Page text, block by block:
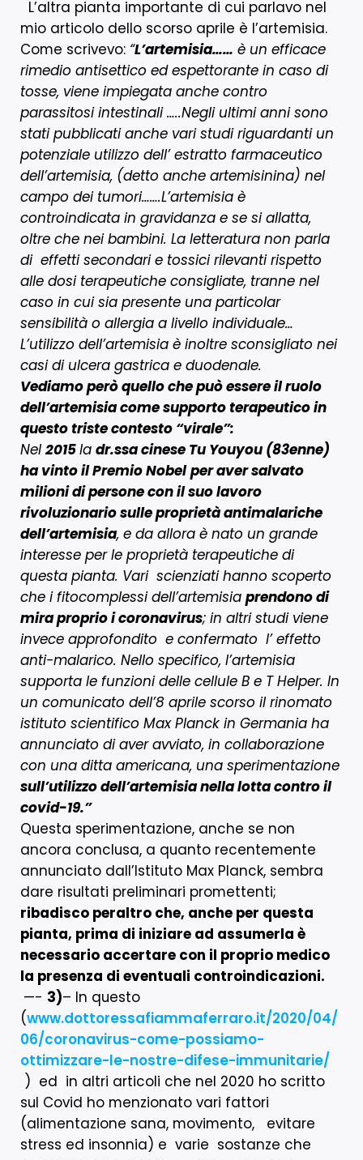
L’altra pianta importante di cui parlavo nel
mio articolo dello scorso aprile è l’artemisia.
Come scrivevo: “L’artemisia…… è un efficace
rimedio antisettico ed espettorante in caso di
tosse, viene impiegata anche contro
parassitosi intestinali …..Negli ultimi anni sono
stati pubblicati anche vari studi riguardanti un
potenziale utilizzo dell’ estratto farmaceutico
dell’artemisia, (detto anche artemisinina) nel
campo dei tumori…….L’artemisia è
controindicata in gravidanza e se si allatta,
oltre che nei bambini. La letteratura non parla
di effetti secondari e tossici rilevanti rispetto
alle dosi terapeutiche consigliate, tranne nel
caso in cui sia presente una particolar
sensibilità o allergia a livello individuale…
L’utilizzo dell’artemisia è inoltre sconsigliato nei
casi di ulcera gastrica e duodenale.
Vediamo però quello che può essere il ruolo
dell’artemisia come supporto terapeutico in
questo triste contesto “virale”:
Nel2015la dr.ssa cinese Tu Youyou (83enne)
ha vinto il Premio Nobel per aver salvato
milioni di persone con il suo lavoro
rivoluzionario sulle proprietà antimalariche
dell’artemisia, e da allora è nato un grande
interesse per le proprietà terapeutiche di
questa pianta. Vari scienziati hanno scoperto
che i fitocomplessi dell’artemisia prendono di
mira proprio i coronavirus; in altri studi viene
invece approfondito e confermato l’ effetto
anti-malarico. Nello specifico, l’artemisia
supporta le funzioni delle cellule B e T Helper. In
un comunicato dell’8 aprile scorso il rinomato
istituto scientifico Max Planck in Germania ha
annunciato di aver avviato, in collaborazione
con una ditta americana, una sperimentazione
sull’utilizzo dell’artemisia nella lotta contro il
covid-19.”
Questa sperimentazione, anche se non
ancora conclusa, a quanto recentemente
annunciato dall’Istituto Max Planck, sembra
dare risultati preliminari promettenti;
ribadisco peraltro che, anche per questa
pianta, prima di iniziare ad assumerla è
necessario accertare con il proprio medico
la presenza di eventuali controindicazioni.
—- 3)– In questo
(www.dottoressafiammaferraro.it/2020/04/
06/coronavirus-come-possiamo-
ottimizzare-le-nostre-difese-immunitarie/
) ed in altri articoli che nel 2020 ho scritto
sul Covid ho menzionato vari fattori
(alimentazione sana, movimento, evitare
stress ed insonnia) e varie sostanze che